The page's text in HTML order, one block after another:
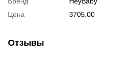
Цена
3705.00
Отзывы